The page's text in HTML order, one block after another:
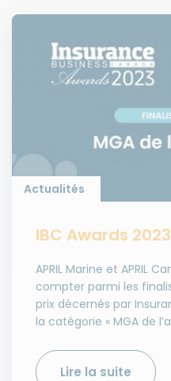
Actualités
IBC Awards
APRIL Marine et APRIL
compter parmi les
prix décernés par
la catégorie « MGA de
Lire la suite